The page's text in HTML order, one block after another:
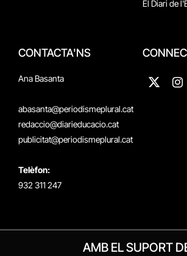
El Diari de
CONTACTA'NS
Ana Basanta
abasanta@periodismeplural.cat
redaccio@diarieducacio.cat
publicitat@periodismeplural.cat
Telèfon:
932 311 247
X
AMB EL SUPORT